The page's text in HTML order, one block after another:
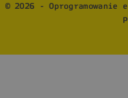
© 2026 - Oprogramowanie